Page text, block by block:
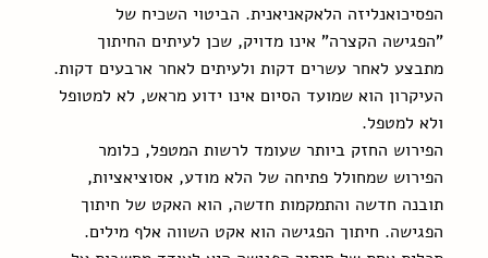
הפסיכואנליזה הלאקאניאנית. הביטוי השכיח של
"הפגישה הקצרה" אינו מדויק, שכן לעיתים החיתוך
מתבצע לאחר עשרים דקות ולעיתים לאחר ארבעים דקות.
העיקרון הוא שמועד הסיום אינו ידוע מראש, לא למטופל
ולא למטפל.
הפירוש החזק ביותר שעומד לרשות המטפל, כלומר
הפירוש שמחולל פתיחה של הלא מודע, אסוציאציות,
תובנה חדשה והתמקמות חדשה, הוא האקט של חיתוך
הפגישה. חיתוך הפגישה הוא אקט השווה אלף מילים.